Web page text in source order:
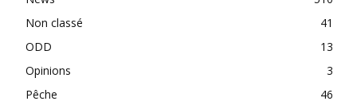
Non classé
41
ODD
13
Opinions
3
Pêche
46